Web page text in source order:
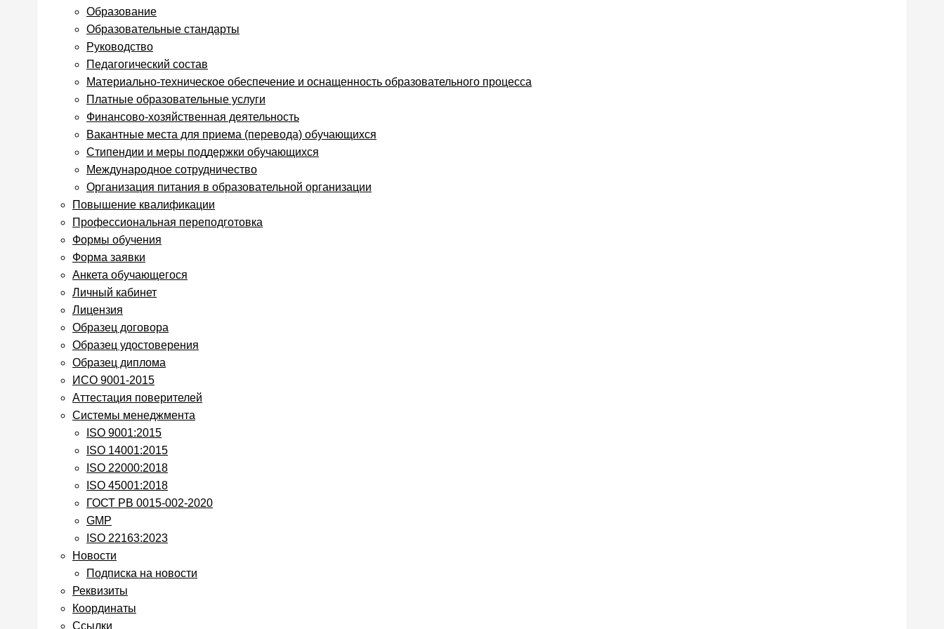
Образование
Образовательные стандарты
Руководство
Педагогический состав
Материально-техническое обеспечение и оснащенность образовательного процесса
Платные образовательные услуги
Финансово-хозяйственная деятельность
Вакантные места для приема (перевода) обучающихся
Стипендии и меры поддержки обучающихся
Международное сотрудничество
Организация питания в образовательной организации
Повышение квалификации
Профессиональная переподготовка
Формы обучения
Форма заявки
Анкета обучающегося
Личный кабинет
Лицензия
Образец договора
Образец удостоверения
Образец диплома
ИСО 9001-2015
Аттестация поверителей
Системы менеджмента
ISO 9001:2015
ISO 14001:2015
ISO 22000:2018
ISO 45001:2018
ГОСТ РВ 0015-002-2020
GMP
ISO 22163:2023
Новости
Подписка на новости
Реквизиты
Координаты
Cсылки